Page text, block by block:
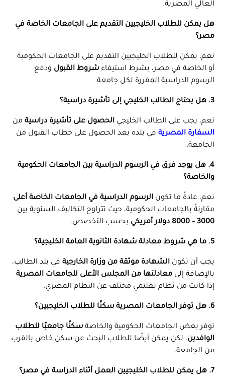
العالي المصرية.
هل يمكن للطلاب الخليجيين التقديم على الجامعات الخاصة في
مصر؟
نعم، يمكن للطلاب الخليجيين التقديم على الجامعات الحكومية
أو الخاصة في مصر، بشرط استيفاء شروط القبول ودفع
الرسوم الدراسية المقررة لكل جامعة.
3. هل يحتاج الطالب الخليجي إلى تأشيرة دراسية؟
نعم، يجب على الطالب الخليجي الحصول على تأشيرة دراسية من
السفارة المصرية في بلده بعد الحصول على خطاب القبول من
الجامعة.
4. هل يوجد فرق في الرسوم الدراسية بين الجامعات الحكومية
والخاصة؟
نعم، عادةً ما تكون الرسوم الدراسية في الجامعات الخاصة أعلى
مقارنةً بالجامعات الحكومية، حيث تتراوح التكاليف السنوية بين
3000 – 8000 دولار أمريكي
بحسب التخصص.
5. ما هي شروط معادلة شهادة الثانوية العامة الخليجية؟
يجب أن تكون الشهادة موثقة من وزارة الخارجية في بلد الطالب،
بالإضافة إلى معادلتها من المجلس الأعلى للجامعات المصرية
إذا كانت من نظام تعليمي مختلف عن النظام المصري.
6. هل توفر الجامعات المصرية سكنًا للطلاب الخليجيين؟
توفر بعض الجامعات الحكومية والخاصة سكنًا جامعيًا للطلاب
الوافدين، لكن يمكن أيضًا للطلاب البحث عن سكن خاص بالقرب
من الجامعة.
7. هل يمكن للطلاب الخليجيين العمل أثناء الدراسة في مصر؟